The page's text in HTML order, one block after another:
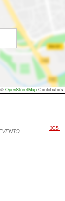
© OpenStreetMap Contributors